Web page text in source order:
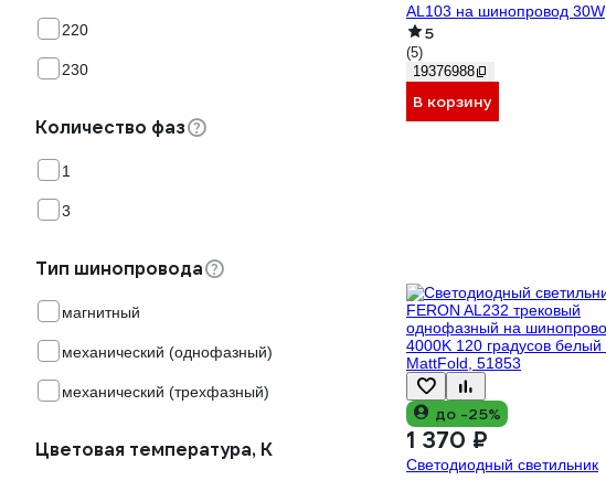
220
230
Количество фаз
1
3
Тип шинопровода
магнитный
механический (однофазный)
механический (трехфазный)
Цветовая температура, К
AL103 на шинопровод 30W
4000K черный, 41602
5
(5)
19376988
В корзину
до -25%
1 370 ₽
Светодиодный светильник